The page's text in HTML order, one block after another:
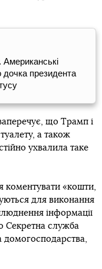
президента
що Трамп і
а також
ухвалила таке
коментувати «кошти,
для виконання
інформації
Секретна служба
домогосподарства,